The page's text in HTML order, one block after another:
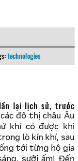
technologies
đô thị châu Âu
khí có được khi
lò kín khí, sau
tới từng hộ gia